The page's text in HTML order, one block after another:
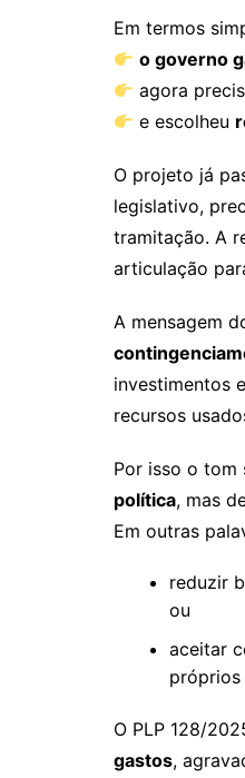
Em termos
o governo
agora
e escolheu
O projeto já
legislativo,
tramitação. A
articulação
A mensagem
investimentos
recursos
Por isso o tom
política, mas
Em outras
reduzir
ou
aceitar
próprios
O PLP 128/
gastos,